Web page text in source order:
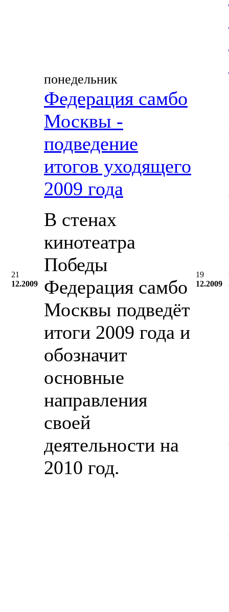
21
12.2009
понедельник
Федерация самбо
Москвы -
подведение
итогов уходящего
2009 года
В стенах
кинотеатра
Победы
Федерация самбо
Москвы подведёт
итоги 2009 года и
обозначит
основные
направления
своей
деятельности на
2010 год.
19
12.2009